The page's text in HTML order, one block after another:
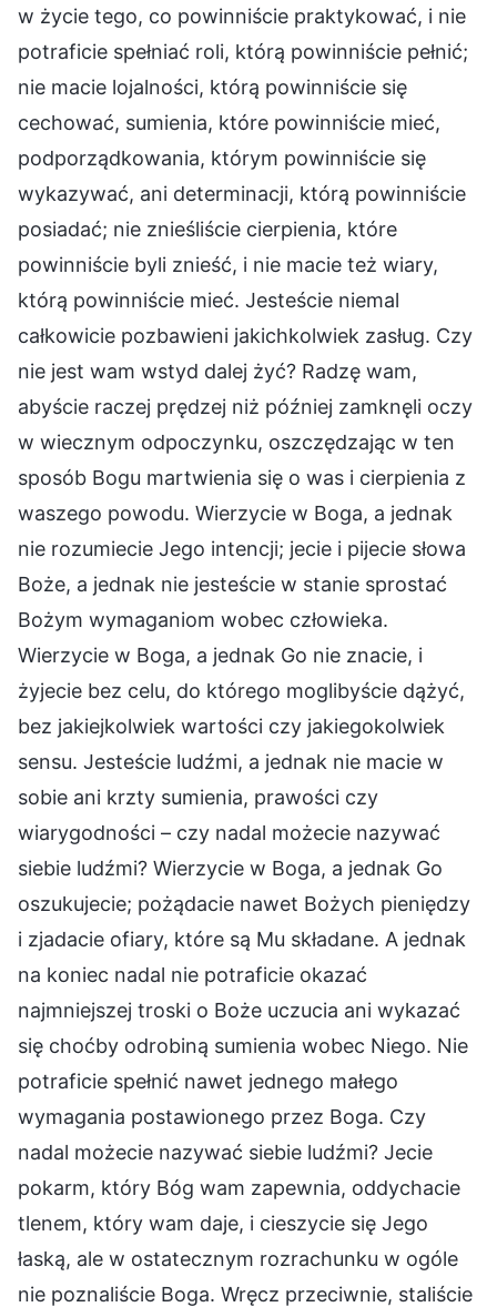
w życie tego, co powinniście praktykować, i nie
potraficie spełniać roli, którą powinniście pełnić;
nie macie lojalności, którą powinniście się
cechować, sumienia, które powinniście mieć,
podporządkowania, którym powinniście się
wykazywać, ani determinacji, którą powinniście
posiadać; nie znieśliście cierpienia, które
powinniście byli znieść, i nie macie też wiary,
którą powinniście mieć. Jesteście niemal
całkowicie pozbawieni jakichkolwiek zasług. Czy
nie jest wam wstyd dalej żyć? Radzę wam,
abyście raczej prędzej niż później zamknęli oczy
w wiecznym odpoczynku, oszczędzając w ten
sposób Bogu martwienia się o was i cierpienia z
waszego powodu. Wierzycie w Boga, a jednak
nie rozumiecie Jego intencji; jecie i pijecie słowa
Boże, a jednak nie jesteście w stanie sprostać
Bożym wymaganiom wobec człowieka.
Wierzycie w Boga, a jednak Go nie znacie, i
żyjecie bez celu, do którego moglibyście dążyć,
bez jakiejkolwiek wartości czy jakiegokolwiek
sensu. Jesteście ludźmi, a jednak nie macie w
sobie ani krzty sumienia, prawości czy
wiarygodności – czy nadal możecie nazywać
siebie ludźmi? Wierzycie w Boga, a jednak Go
oszukujecie; pożądacie nawet Bożych pieniędzy
i zjadacie ofiary, które są Mu składane. A jednak
na koniec nadal nie potraficie okazać
najmniejszej troski o Boże uczucia ani wykazać
się choćby odrobiną sumienia wobec Niego. Nie
potraficie spełnić nawet jednego małego
wymagania postawionego przez Boga. Czy
nadal możecie nazywać siebie ludźmi? Jecie
pokarm, który Bóg wam zapewnia, oddychacie
tlenem, który wam daje, i cieszycie się Jego
łaską, ale w ostatecznym rozrachunku w ogóle
nie poznaliście Boga. Wręcz przeciwnie, staliście